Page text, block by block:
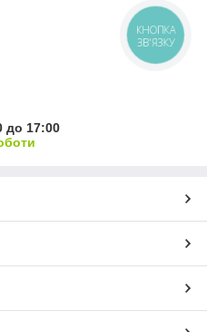
до 17:00
КНОПКА
ЗВ'ЯЗКУ